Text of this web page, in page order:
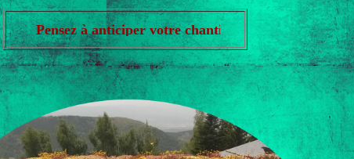
Pensez à anticiper votre chantier en réservant à l’avance !